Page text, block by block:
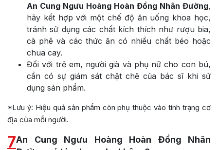
An Cung Ngưu Hoàng Hoàn Đồng Nhân Đường,
hãy kết hợp với một chế độ ăn uống khoa học,
tránh sử dụng các chất kích thích như rượu bia,
cà phê và các thức ăn có nhiều chất béo hoặc
chua cay.
Đối với trẻ em, người già và phụ nữ cho con bú,
cần có sự giám sát chặt chẽ của bác sĩ khi sử
dụng sản phẩm.
*Lưu ý: Hiệu quả sản phẩm còn phụ thuộc vào tình trạng cơ
địa của mỗi người.
7An Cung Ngưu Hoàng Hoàn Đồng Nhân